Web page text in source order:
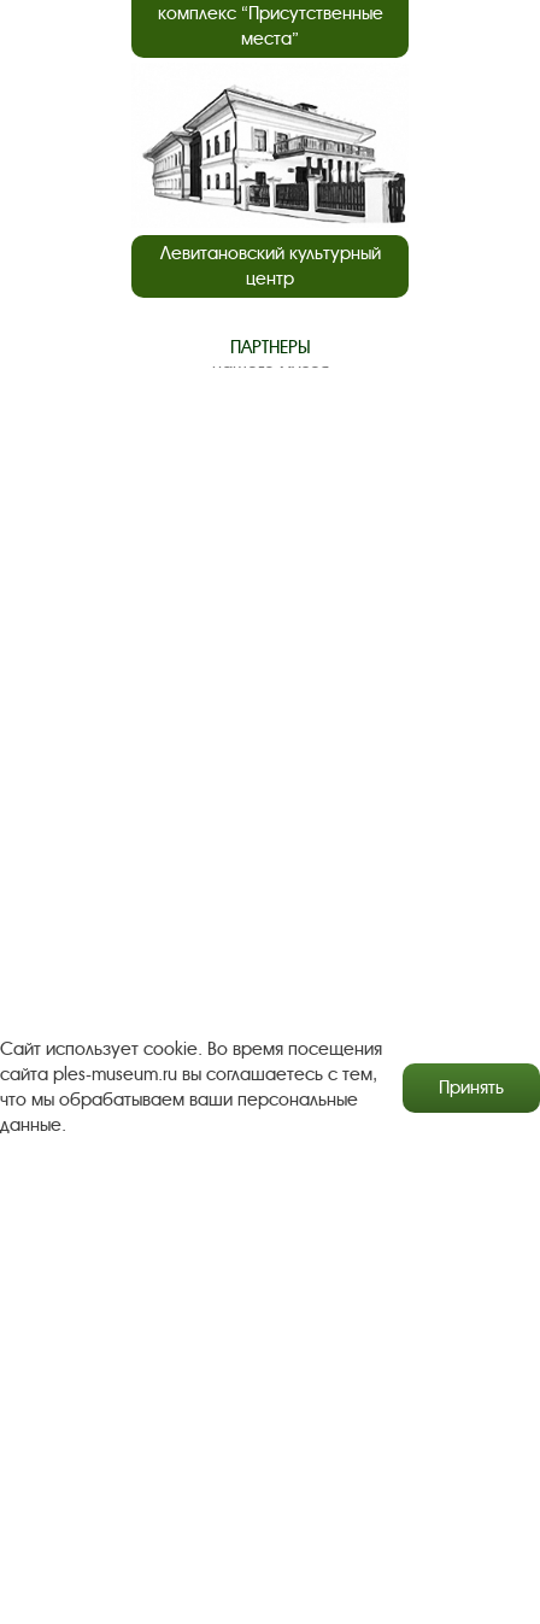
комплекс “Присутственные
места”
Левитановский культурный
центр
ПАРТНЕРЫ
нашего музея
Антикоррупционная деятельность
Сайт использует cookie. Во время посещения
сайта ples-museum.ru вы соглашаетесь с тем,
что мы обрабатываем ваши персональные
данные.
Принять